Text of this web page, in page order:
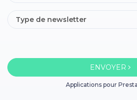
ENVOYER
Applications pour